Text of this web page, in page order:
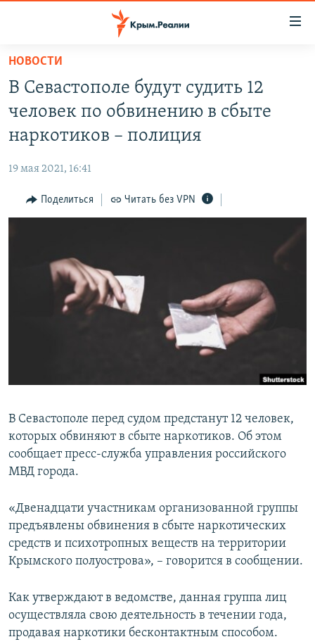
Вернуться
основному
содержанию
главной
Вернутся
11 ЛЕТ ОККУПАЦИИ КРЫМА. 11 ИСТОРИЙ СОПРОТИВЛЕНИЯ
ЕЩЕ
ИНТЕРАКТИВ
СОВЕТЫ ПРАВОЗАЩИТНИКОВ
ПРОПАВШИЕ БЕЗ ВЕСТИ
РАДІО СВОБОДА
Українською
Все сайты RFE/RL
НОВОСТИ
В Севастополе будут судить 12
человек по обвинению в сбыте
наркотиков – полиция
19 мая 2021, 16:41
Поделиться Читать без VPN
В Севастополе перед судом предстанут 12 человек,
которых обвиняют в сбыте наркотиков. Об этом
сообщает пресс-служба управления российского
МВД города.
«Двенадцати участникам организованной группы
предъявлены обвинения в сбыте наркотических
средств и психотропных веществ на территории
Крымского полуострова», – говорится в сообщении.
Как утверждают в ведомстве, данная группа лиц
осуществляла свою деятельность в течении года,
продавая наркотики бесконтактным способом.